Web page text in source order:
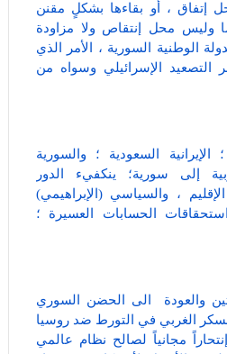
، أو بقاءها بشكلٍ مقنن
وليس محل إنتقاص ولا مزاودة
الوطنية السورية ، الأمر الذي
التصعيد الإسرائيلي وسواه من
السعودية ؛ والسورية
إلى سورية؛ ينكفيء الدور
، والسياسي (الإبراهيمي)
الحسابات العسيرة ؛
والعودة الى الحضن السوري
الغربي في التورط ضد روسيا
مجانياً لصالح نظام عالمي